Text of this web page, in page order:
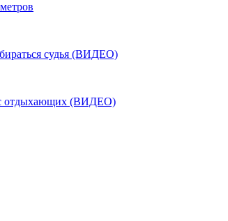
судья (ВИДЕО)
с отдыхающих (ВИДЕО)